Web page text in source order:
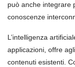
può anche integrare
conoscenze
L’intelligenza
applicazioni, offre
contenuti esistenti.